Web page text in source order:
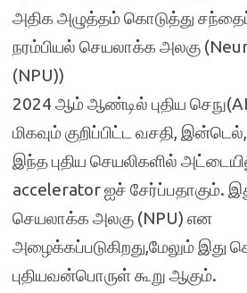
அதிக அழுத்தம் கொடுத்து
நரம்பியல் செயலாக்க அலகு
(NPU))
2024 ஆம் ஆண்டில் புதிய
மிகவும் குறிப்பிட்ட வசதி,
இந்த புதிய செயலிகளில்
accelerator ஐச் சேர்ப்பதாகும்.
செயலாக்க அலகு (NPU) என
அழைக்கப்படுகிறது,மேலும் இது
புதியவன்பொருள் கூறு ஆகும்.